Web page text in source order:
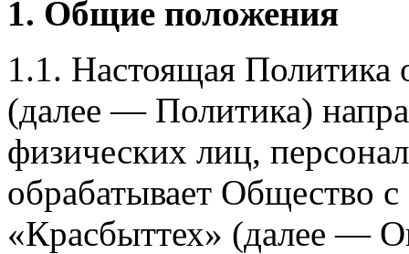
1. Общие положения
1.1. Настоящая Политика
(далее — Политика)
физических лиц,
обрабатывает Общество
«Красбыттех» (далее —